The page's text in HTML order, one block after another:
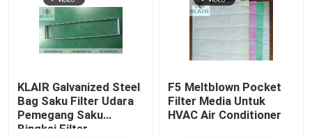
Filter Udara Lipit
Filter penjernih udara
Laminar aliran kabinet
KLAIR Galvanized Steel
Bag Saku Filter Udara
Pemegang Saku
Bingkai Filter
F5 Meltblown Pocket
Filter Media Untuk
HVAC Air Conditioner